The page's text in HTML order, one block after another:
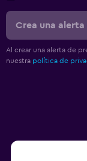
Crea una
Al crear una alerta de
nuestra política de